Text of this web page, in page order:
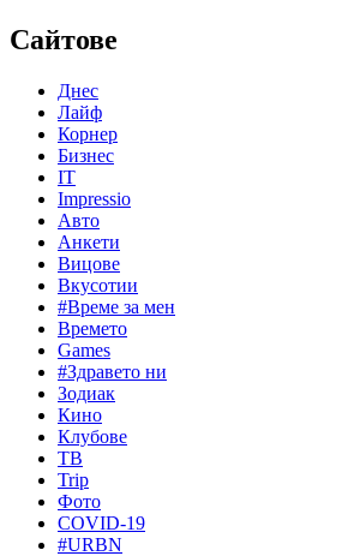
Сайтове
Днес
Лайф
Корнер
Бизнес
IT
Impressio
Авто
Анкети
Вицове
Вкусотии
#Време за мен
Времето
Games
#Здравето ни
Зодиак
Кино
Клубове
ТВ
Trip
Фото
COVID-19
#URBN